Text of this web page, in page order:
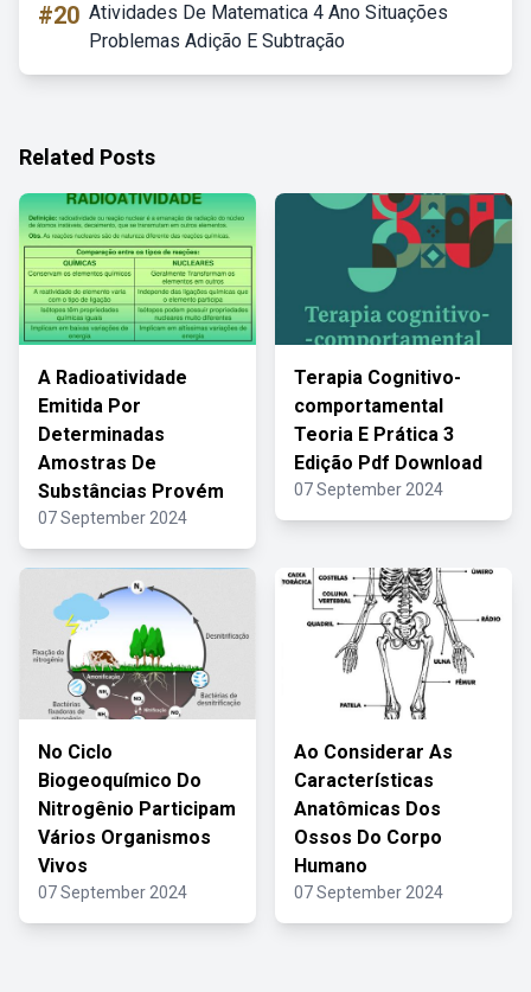
#20 Atividades De Matematica 4 Ano Situações
Problemas Adição E Subtração
Related Posts
A Radioatividade
Emitida Por
Determinadas
Amostras De
Substâncias Provém
07 September 2024
Terapia Cognitivo-
comportamental
Teoria E Prática 3
Edição Pdf Download
07 September 2024
No Ciclo
Biogeoquímico Do
Nitrogênio Participam
Vários Organismos
Vivos
07 September 2024
Ao Considerar As
Características
Anatômicas Dos
Ossos Do Corpo
Humano
07 September 2024